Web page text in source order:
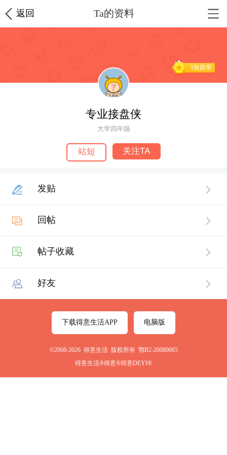
返回 Ta的资料
1枚勋章
专业接盘侠
大学四年级
站短 关注TA
发贴
回帖
帖子收藏
好友
下载得意生活APP 电脑版
©2008-2026 得意生活 版权所有 鄂B2-20080065
得意生活®得意®得意DEYI®